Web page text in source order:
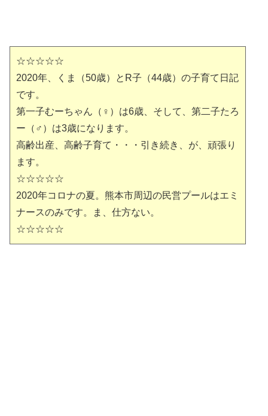
☆☆☆☆☆
2020年、くま（50歳）とR子（44歳）の子育て日記
です。
第一子むーちゃん（♀）は6歳、そして、第二子たろ
ー（♂）は3歳になります。
高齢出産、高齢子育て・・・引き続き、が、頑張り
ます。
☆☆☆☆☆
2020年コロナの夏。熊本市周辺の民営プールはエミ
ナースのみです。ま、仕方ない。
☆☆☆☆☆